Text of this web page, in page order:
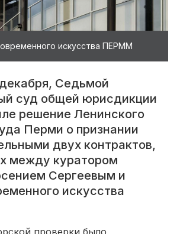
искусства ПЕРММ
Седьмой
суд общей юрисдикции
решение Ленинского
Перми о признании
двух контрактов,
между куратором
Сергеевым и
искусства
проверки было